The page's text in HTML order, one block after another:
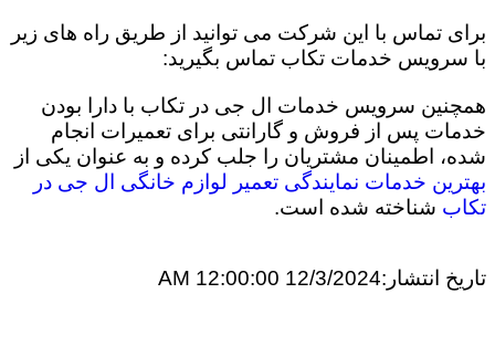
برای تماس با این شرکت می توانید از طریق راه های زیر
با سرویس خدمات تکاب تماس بگیرید:
همچنین سرویس خدمات ال جی در تکاب با دارا بودن
خدمات پس از فروش و گارانتی برای تعمیرات انجام
شده، اطمینان مشتریان را جلب کرده و به عنوان یکی از
بهترین خدمات نمایندگی تعمیر لوازم خانگی ال جی در
تکاب شناخته شده است.
تاریخ انتشار:12/3/2024 12:00:00 AM